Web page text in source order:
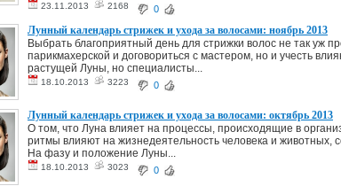
23.11.2013 2168 0
Лунный календарь стрижек и ухода за волосами: ноябрь 2013
Выбрать благоприятный день для стрижки волос не так уж
парикмахерской и договориться с мастером, но и учесть
растущей Луны, но специалисты...
18.10.2013 3223 0
Лунный календарь стрижек и ухода за волосами: октябрь 2013
О том, что Луна влияет на процессы, происходящие в
ритмы влияют на жизнедеятельность человека и животных,
На фазу и положение Луны...
18.10.2013 3023 0